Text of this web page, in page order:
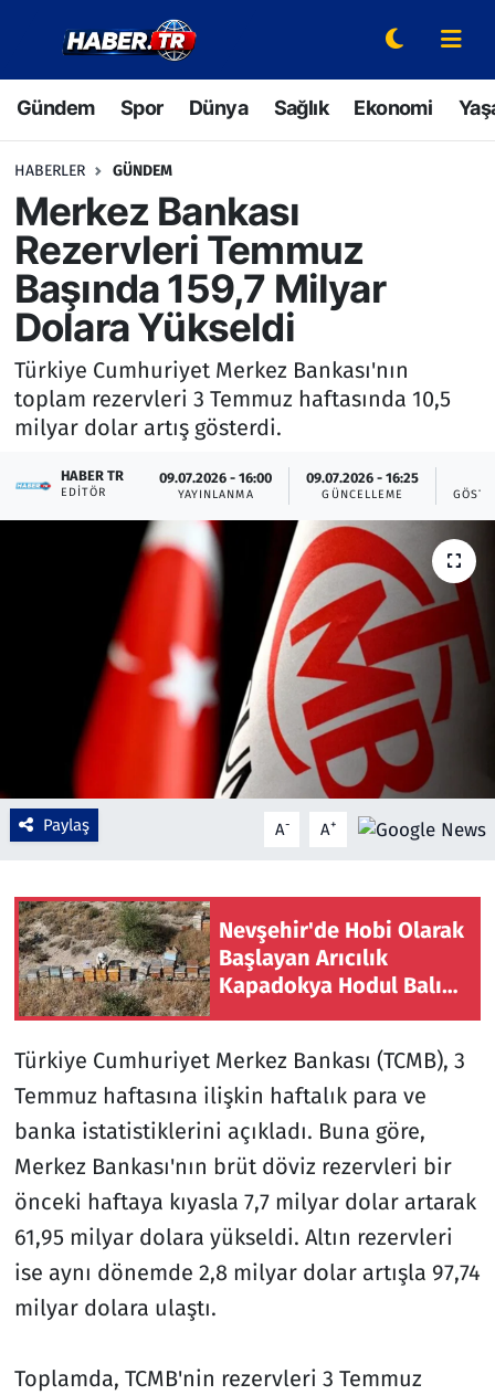
Gündem Spor Dünya Sağlık Ekonomi
HABERLER GÜNDEM
Merkez Bankası
Rezervleri Temmuz
Başında 159,7 Milyar
Dolara Yükseldi
Türkiye Cumhuriyet Merkez Bankası'nın
toplam rezervleri 3 Temmuz haftasında 10,5
milyar dolar artış gösterdi.
HABER TR
EDITÖR
09.07.2026 - 16:00
YAYINLANMA
09.07.2026 - 16:25
GÜNCELLEME
Paylaş A- A+
Nevşehir'de Hobi Olarak
Başlayan Arıcılık
Kapadokya Hodul Balı
Türkiye Cumhuriyet Merkez Bankası (TCMB), 3
Temmuz haftasına ilişkin haftalık para ve
banka istatistiklerini açıkladı. Buna göre,
Merkez Bankası'nın brüt döviz rezervleri bir
önceki haftaya kıyasla 7,7 milyar dolar artarak
61,95 milyar dolara yükseldi. Altın rezervleri
ise aynı dönemde 2,8 milyar dolar artışla 97,74
milyar dolara ulaştı.
Toplamda, TCMB'nin rezervleri 3 Temmuz
Gündem
Spor
Dünya
Sağlık
Ekonomi
Yaşam
Hava Durumu
Bilim ve Teknoloji
Çevre & Doğa
Turizm
Yerel
Hava Durumu
Trafik Durumu
Süper Lig Puan Durumu ve Fikstür
Tüm Manşetler
Son Dakika Haberleri
Haber Arşivi